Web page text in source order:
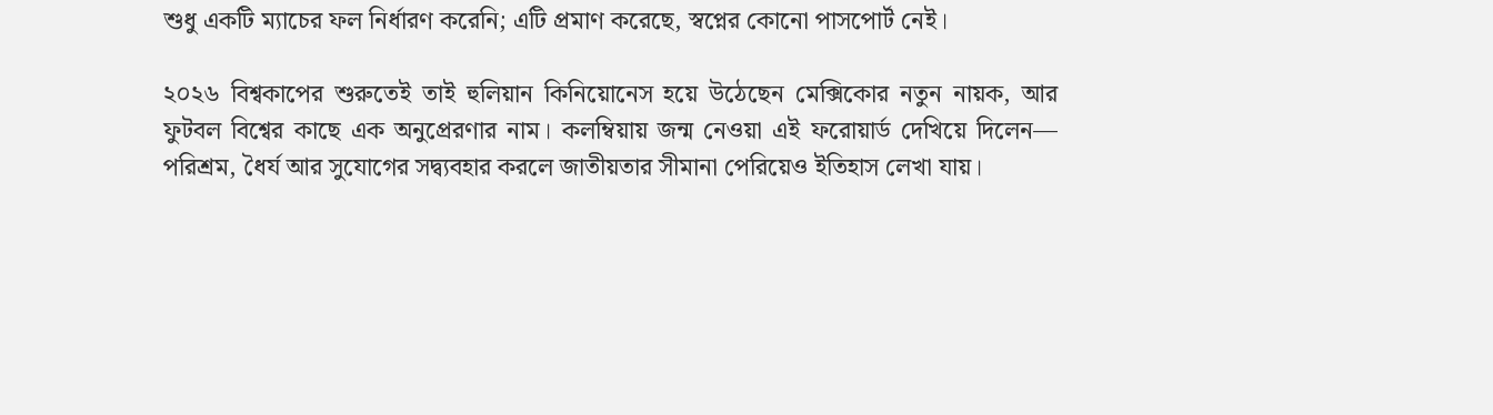
শুধু একটি ম্যাচের ফল নির্ধারণ করেনি; এটি প্রমাণ করেছে, স্বপ্নের কোনো পাসপোর্ট নেই।
২০২৬ বিশ্বকাপের শুরুতেই তাই হুলিয়ান কিনিয়োনেস হয়ে উঠেছেন মেক্সিকোর নতুন নায়ক, আর
ফুটবল বিশ্বের কাছে এক অনুপ্রেরণার নাম। কলম্বিয়ায় জন্ম নেওয়া এই ফরোয়ার্ড দেখিয়ে দিলেন—
পরিশ্রম, ধৈর্য আর সুযোগের সদ্ব্যবহার করলে জাতীয়তার সীমানা পেরিয়েও ইতিহাস লেখা যায়।